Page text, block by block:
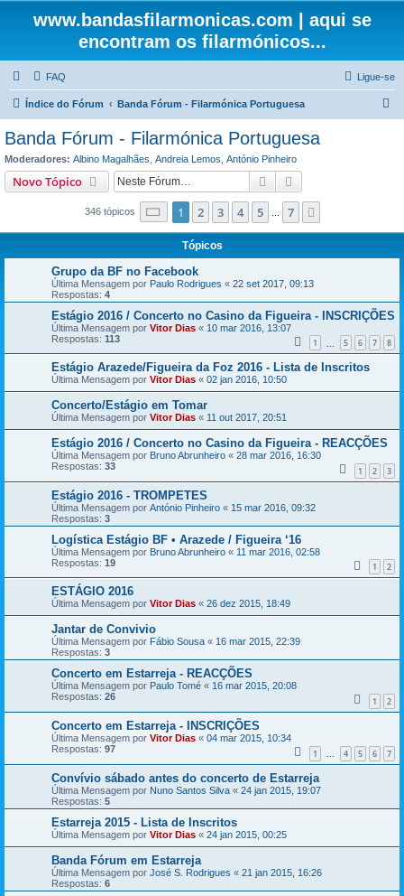
www.bandasfilarmonicas.com | aqui se
encontram os filarmónicos...
FAQ Ligue-se
Índice do Fórum Banda Fórum - Filarmónica Portuguesa
s
Banda Fórum - Filarmónica Portuguesa
Moderadores: Albino Magalhães Andreia Lemos António Pinheiro
Novo Tópico Pesquisar
346 tópicos Página de
1 2 3 4 5 7
Tópicos
Grupo da BF no Facebook
Última Mensagem por Paulo Rodrigues « 22 set 2017, 09:13
Respostas: 4
Estágio 2016 / Concerto no Casino da Figueira - INSCRIÇÕES
Última Mensagem por Vitor Dias « 10 mar 2016, 13:07
Respostas: 113 1 5 6 7 8
Estágio Arazede/Figueira da Foz 2016 - Lista de Inscritos
Última Mensagem por Vitor Dias « 02 jan 2016, 10:50
Concerto/Estágio em Tomar
Última Mensagem por Vitor Dias « 11 out 2017, 20:51
Estágio 2016 / Concerto no Casino da Figueira - REACÇÕES
Última Mensagem por Bruno Abrunheiro « 28 mar 2016, 16:30
Respostas: 33 1 2 3
Estágio 2016 - TROMPETES
Última Mensagem por António Pinheiro « 15 mar 2016, 09:32
Respostas: 3
Logística Estágio BF • Arazede / Figueira ‘16
Última Mensagem por Bruno Abrunheiro « 11 mar 2016, 02:58
Respostas: 19 1 2
ESTÁGIO 2016
Última Mensagem por Vitor Dias « 26 dez 2015, 18:49
Jantar de Convivio
Última Mensagem por Fábio Sousa « 16 mar 2015, 22:39
Respostas: 3
Concerto em Estarreja - REACÇÕES
Última Mensagem por Paulo Tomé « 16 mar 2015, 20:08
Respostas: 26 1 2
Concerto em Estarreja - INSCRIÇÕES
Última Mensagem por Vitor Dias « 04 mar 2015, 10:34
Respostas: 97 1 ... 4 5 6 7
Convívio sábado antes do concerto de Estarreja
Última Mensagem por Nuno Santos Silva « 24 jan 2015, 19:07
Respostas: 5
Estarreja 2015 - Lista de Inscritos
Última Mensagem por Vitor Dias « 24 jan 2015, 00:25
Banda Fórum em Estarreja
Última Mensagem por José S. Rodrigues « 21 jan 2015, 16:26
Respostas: 6